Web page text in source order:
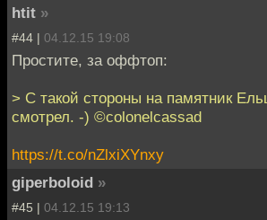
htit »
#44 | 04.12.15 19:08
Простите, за оффтоп:
> С такой стороны на памятник
смотрел. -) ©colonelcassad
https://t.co/nZlxiXYnxy
giperboloid »
#45 | 04.12.15 19:13